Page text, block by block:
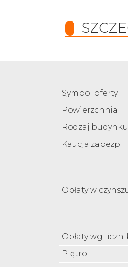
Symbol oferty
Powierzchnia
Rodzaj budynku
Kaucja zabezp.
Opłaty w
Opłaty wg
Piętro